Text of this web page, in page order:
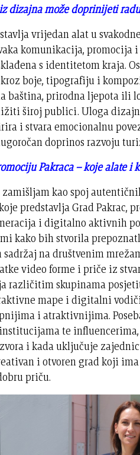
dizajna može doprinijeti
vrijedan alat u
komunikacija,
s identitetom kraja.
boje, tipografiju i
baština, prirodna ljepota
široj publici. Uloga
i stvara emocionalnu
doprinos razvoju
Pakraca – koje alate i
zamišljam kao spoj
predstavlja Grad Pakrac,
i digitalno aktivnih
kako bih stvorila
na društvenim
video forme i priče iz
različitim skupinama
mape i digitalni
i atraktivnijima.
te
i kada uključuje
i otvoren grad koji
priču.